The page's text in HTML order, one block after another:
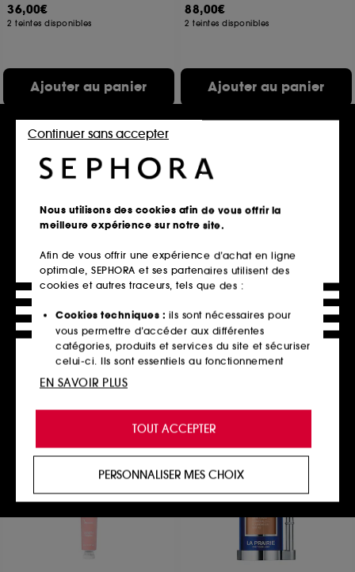
36,00€
2 teintes disponibles
Ajouter au panier
88,00€
2 teintes disponibles
Ajouter au panier
BENEFIT COSMETICS
Sunny
Blush poudre corail
292
39,90€
OPI
Collection The New OPIcons
Coffret de 2 vernis à ongles tenue jusqu'à 7 jours
20,25€
Nous utilisons des cookies afin de vous offrir la
meilleure expérience sur notre site.
Afin de vous offrir une expérience d’achat en ligne
optimale, SEPHORA et ses partenaires utilisent des
cookies et autres traceurs, tels que des :
Cookies techniques : ils sont nécessaires pour
vous permettre d’accéder aux différentes
catégories, produits et services du site et sécuriser
celui-ci. Ils sont essentiels au fonctionnement
technique du site et ne peuvent être désactivés.
de vous offrir une expérience enrichie et
personnalisée en vous recommandant des
produits, des services et des contenus qui
proposer des offres promotionnelles adaptées à
votre profil.
ils sont
utilisés pour vous présenter du contenu susceptible
de vous plaire via des publicités, y compris sur des
TOUT ACCEPTER
Continuer sans accepter
PERSONNALISER MES CHOIX
EN SAVOIR PLUS